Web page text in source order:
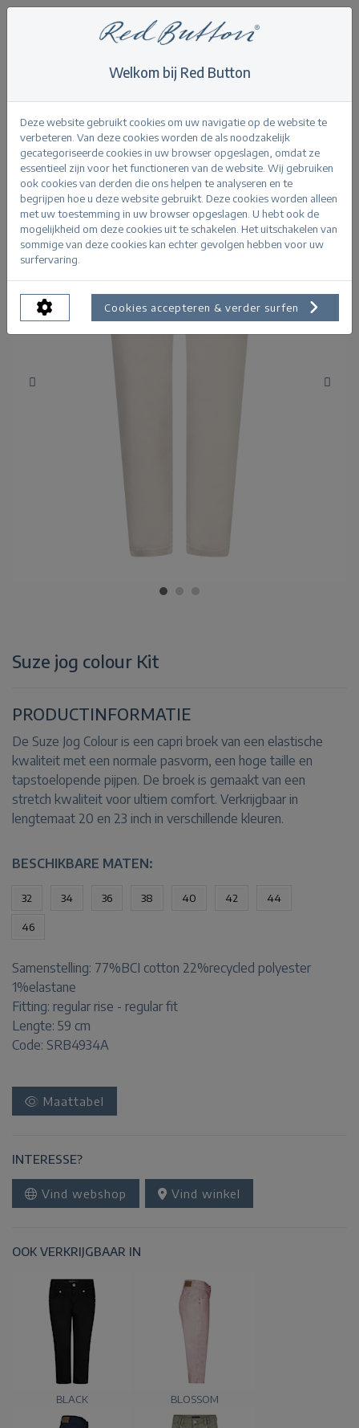
Suze jog colour L23
Terug
Suze jog colour Kit
PRODUCTINFORMATIE
De Suze Jog Colour is een capri broek van een elastische
kwaliteit met een normale pasvorm, een hoge taille en
tapstoelopende pijpen. De broek is gemaakt van een
stretch kwaliteit voor ultiem comfort. Verkrijgbaar in
lengtemaat 20 en 23 inch in verschillende kleuren.
BESCHIKBARE MATEN:
32 34 36 38 40 42 44
46
Samenstelling: 77%BCI cotton 22%recycled polyester
1%elastane
Fitting: regular rise - regular fit
Lengte: 59 cm
Code: SRB4934A
Maattabel
INTERESSE?
Vind webshop Vind winkel
OOK VERKRIJGBAAR IN
BLACK BLOSSOM
Welkom bij Red Button
Deze website gebruikt cookies om uw navigatie op de website te
verbeteren. Van deze cookies worden de als noodzakelijk
gecategoriseerde cookies in uw browser opgeslagen, omdat ze
essentieel zijn voor het functioneren van de website. Wij gebruiken
ook cookies van derden die ons helpen te analyseren en te
begrijpen hoe u deze website gebruikt. Deze cookies worden alleen
met uw toestemming in uw browser opgeslagen. U hebt ook de
mogelijkheid om deze cookies uit te schakelen. Het uitschakelen van
sommige van deze cookies kan echter gevolgen hebben voor uw
surfervaring.
Cookies accepteren & verder surfen